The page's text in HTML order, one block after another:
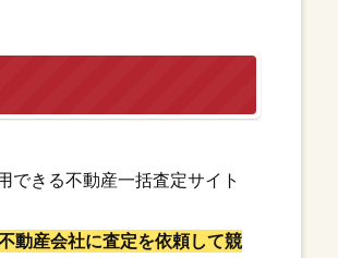
できる不動産一括査定サイト
動産会社に査定を依頼して競